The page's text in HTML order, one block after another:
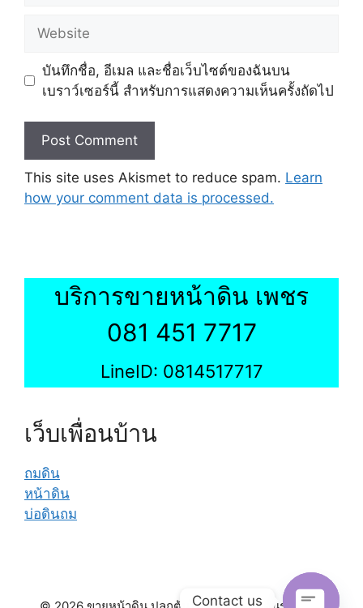
บันทึกชื่อ, อีเมล และชื่อเว็บไซต์ของฉันบน
เบราว์เซอร์นี้ สำหรับการแสดงความเห็นครั้งถัดไป
This site uses Akismet to reduce spam. Learn
how your comment data is processed.
บริการขายหน้าดิน เพชร
081 451 7717
LineID: 0814517717
เว็บเพื่อนบ้าน
ถมดิน
หน้าดิน
บ่อดินถม
Contact us